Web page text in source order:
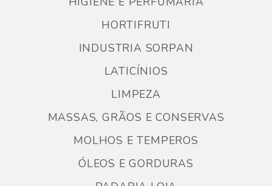
HORTIFRUTI
INDUSTRIA SORPAN
LATICÍNIOS
LIMPEZA
MASSAS, GRÃOS E CONSERVAS
MOLHOS E TEMPEROS
ÓLEOS E GORDURAS